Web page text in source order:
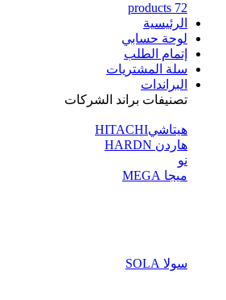
72 products
الرئيسية
لوحة حسابي
إتمام الطلب
سلة المشتريات
البراندات
تصنيفات براند الشركات
هيتاشيHITACHI
هاردن HARDN
نو
ميجا MEGA
سولا SOLA